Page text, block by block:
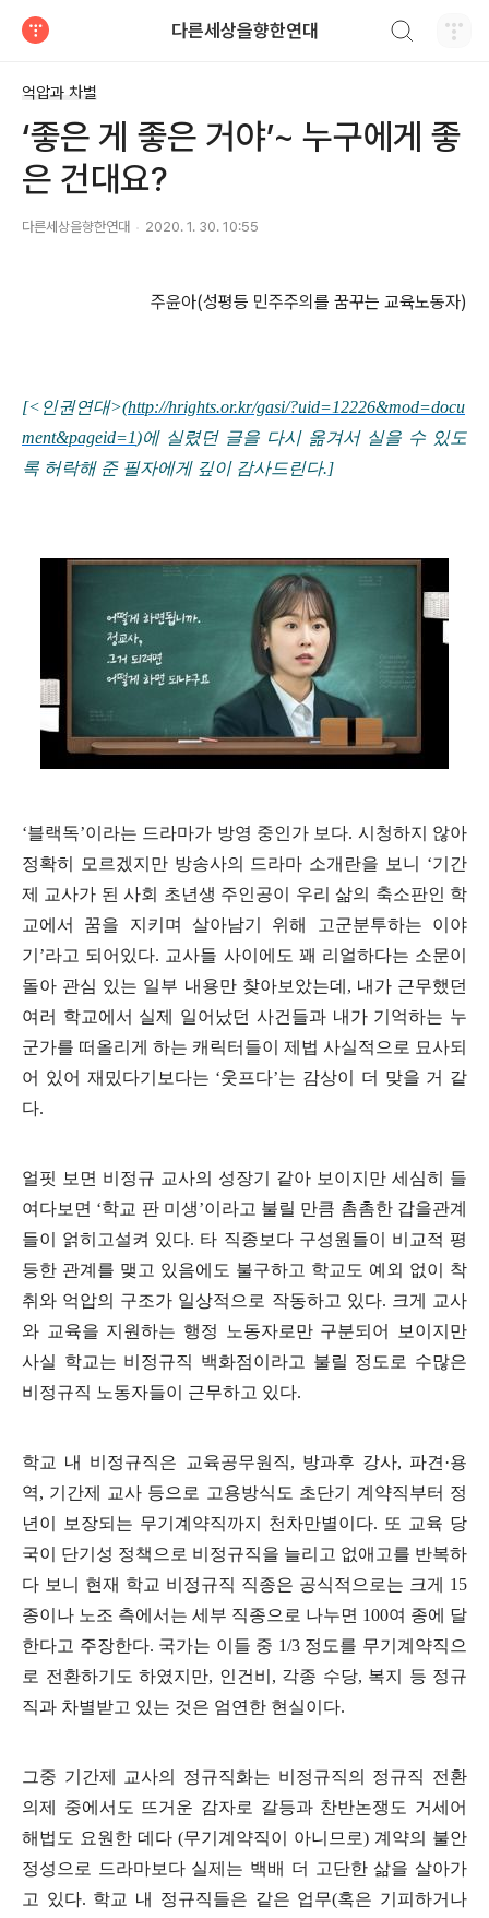
다른세상을향한연대
억압과 차별
‘좋은 게 좋은 거야’~ 누구에게 좋
은 건대요?
다른세상을향한연대 2020. 1. 30. 10:55
주윤아(성평등 민주주의를 꿈꾸는 교육노동자)
[< 인권연대>(http://hrights.or.kr/gasi/?uid=12226&mod=docu
ment&pageid=1)에 실렸던 글을 다시 옮겨서 실을 수 있도
록 허락해 준 필자에게 깊이 감사드린다.]
‘블랙독’이라는 드라마가 방영 중인가 보다. 시청하지 않아
정확히 모르겠지만 방송사의 드라마 소개란을 보니 ‘기간
제 교사가 된 사회 초년생 주인공이 우리 삶의 축소판인 학
교에서 꿈을 지키며 살아남기 위해 고군분투하는 이야
기 ’라고 되어있다. 교사들 사이에도 꽤 리얼하다는 소문이
돌아 관심 있는 일부 내용만 찾아보았는데 , 내가 근무했던
여러 학교에서 실제 일어났던 사건들과 내가 기억하는 누
군가를 떠올리게 하는 캐릭터들이 제법 사실적으로 묘사되
어 있어 재밌다기보다는 ‘웃프다’는 감상이 더 맞을 거 같
다.
얼핏 보면 비정규 교사의 성장기 같아 보이지만 세심히 들
여다보면 ‘학교 판 미생’이라고 불릴 만큼 촘촘한 갑을관계
들이 얽히고설켜 있다. 타 직종보다 구성원들이 비교적 평
등한 관계를 맺고 있음에도 불구하고 학교도 예외 없이 착
취와 억압의 구조가 일상적으로 작동하고 있다. 크게 교사
와 교육을 지원하는 행정 노동자로만 구분되어 보이지만
사실 학교는 비정규직 백화점이라고 불릴 정도로 수많은
비정규직 노동자들이 근무하고 있다.
학교 내 비정규직은 교육공무원직, 방과후 강사, 파견 ·용
역, 기간제 교사 등으로 고용방식도 초단기 계약직부터 정
년이 보장되는 무기계약직까지 천차만별이다. 또 교육 당
국이 단기성 정책으로 비정규직을 늘리고 없애고를 반복하
다 보니 현재 학교 비정규직 직종은 공식적으로는 크게 15
종이나 노조 측에서는 세부 직종으로 나누면 100여 종에 달
한다고 주장한다. 국가는 이들 중 1/3 정도를 무기계약직으
로 전환하기도 하였지만, 인건비 , 각종 수당, 복지 등 정규
직과 차별받고 있는 것은 엄연한 현실이다.
그중 기간제 교사의 정규직화는 비정규직의 정규직 전환
의제 중에서도 뜨거운 감자로 갈등과 찬반논쟁도 거세어
해법도 요원한 데다 (무기계약직이 아니므로) 계약의 불안
정성으로 드라마보다 실제는 백배 더 고단한 삶을 살아가
고 있다. 학교 내 정규직들은 같은 업무(혹은 기피하거나